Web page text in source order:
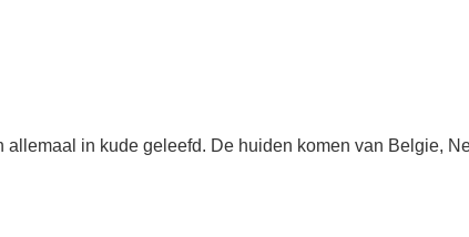
in kude geleefd. De huiden komen van Belgie,